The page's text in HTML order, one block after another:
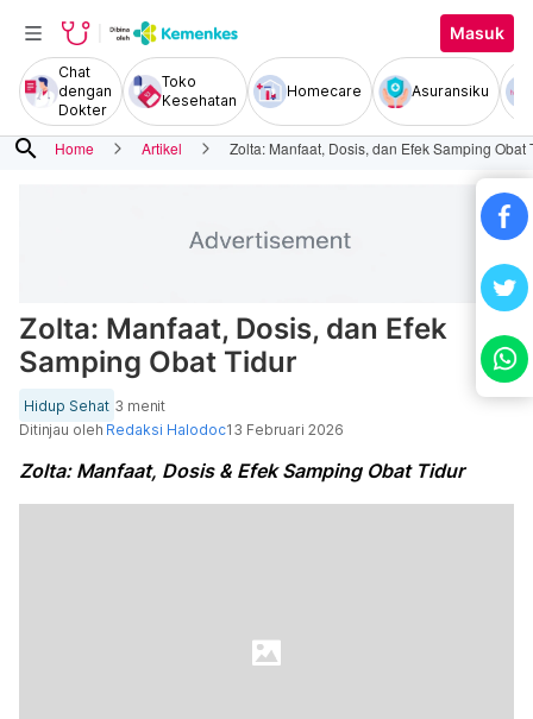
Masuk
Chat
dengan
Dokter
Toko
Kesehatan
Homecare Asuransiku
search Home Artikel Zolta: Manfaat, Dosis, dan Efek Samping Obat
Zolta: Manfaat, Dosis, dan Efek
Samping Obat Tidur
Hidup Sehat 3 menit
Ditinjau oleh Redaksi Halodoc13 Februari 2026
Zolta: Manfaat, Dosis & Efek Samping Obat Tidur